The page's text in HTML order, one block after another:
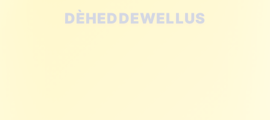
STICHTING KARNAVAL
BALLEFRUTTERSGAT